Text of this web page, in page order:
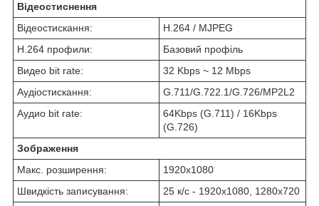
Відеостиснення
Відеостискання:
H.264 / MJPEG
H.264 профили:
Базовий профіль
Видео bit rate:
32 Kbps ~ 12 Mbps
Аудіостискання:
G.711/G.722.1/G.726/MP2L2
Аудио bit rate:
64Kbps (G.711) / 16Kbps
(G.726)
Зображення
Макс. розширення:
1920х1080
Швидкість записування:
25 к/с - 1920x1080, 1280x720